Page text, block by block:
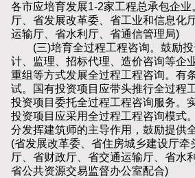
各市应培育发展1-2家工程总承包企
厅、省发展改革委、省工业和信息化
运输厅、省水利厅、省通信管理局)
(三)培育全过程工程咨询。鼓励投
计、监理、招标代理、造价咨询等企
重组等方式发展全过程工程咨询。有
试。国有投资项目应带头推行全过程
投资项目委托全过程工程咨询服务。
投资项目应采用全过程工程咨询模式
分发挥建筑师的主导作用，鼓励提供
(省发展改革委、省住房城乡建设厅牵
厅、省财政厅、省交通运输厅、省水
省公共资源交易监督办公室配合)